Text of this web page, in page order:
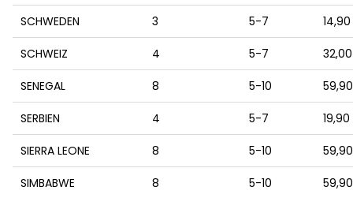
SCHWEDEN 3 5-7
SCHWEIZ 4 5-7
SENEGAL 8 5-10
SERBIEN 4 5-7
SIERRA LEONE 8 5-10
SIMBABWE 8 5-10